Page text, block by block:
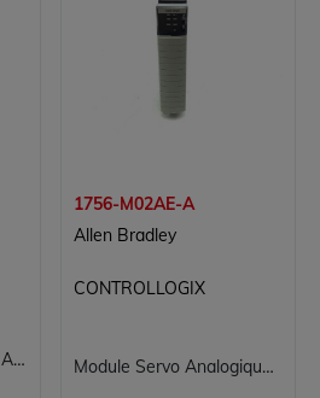
Variateur de fréquence AC PowerFlex 40 Allen-Bradley 22B-A2P3N104 0,4 kW - IP20 - RS485
1756-M02AE-A
Allen Bradley
CONTROLLOGIX
Module Servo Analogique 2 Axes Allen Bradley 1756-M02AE pour ControlLogix - Commande de Mouvement ±10V